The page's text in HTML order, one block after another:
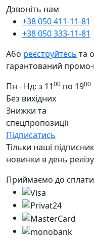
Дзвоніть нам
+38 050 411-11-81
+38 050 333-11-81
Або реєструйтесь та
гарантований
Пн - Нд: з 1100 по 1900
Без вихідних
Знижки та
спецпропозиції
Підписатись
Тільки наші
новинки в день релізу
Приймаємо до сплати